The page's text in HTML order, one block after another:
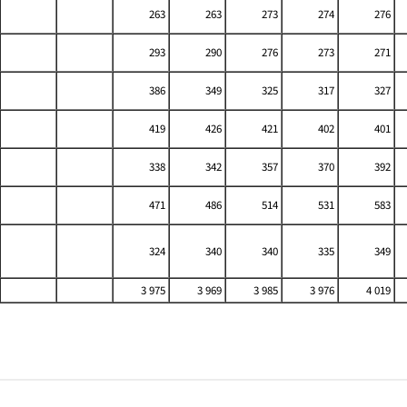
263 263 273 274
276
293 290 276 273
271
386 349 325 317
327
419 426 421 402
401
338 342 357 370
392
471 486 514 531
583
324 340 340 335 349
3 975 3 969 3 985 3 976 4 019